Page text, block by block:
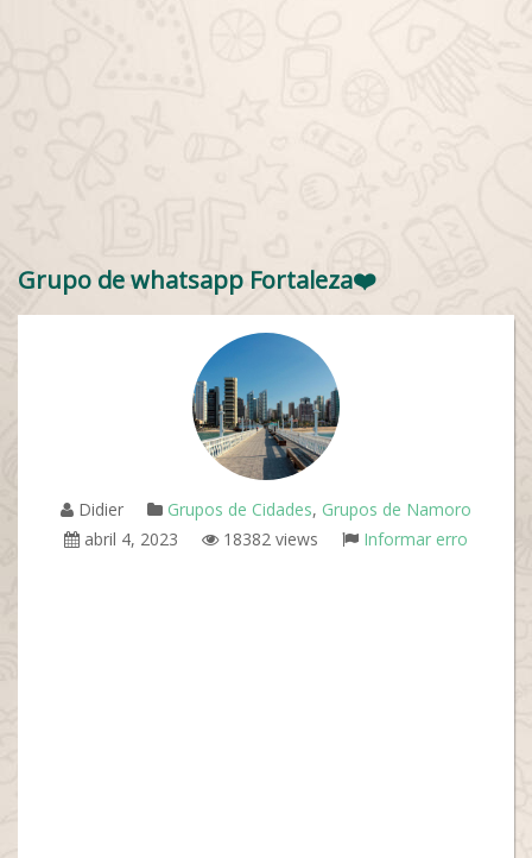
Grupo de whatsapp Fortaleza❤️
Didier Grupos de Cidades, Grupos de Namoro
abril 4, 2023
18382 views Informar erro